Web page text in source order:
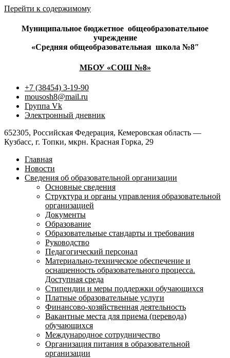
Перейти к содержимому
Муниципальное бюджетное общеобразовательное
учреждение
«Средняя общеобразовательная школа №8″
МБОУ «СОШ №8»
+7 (38454) 3-19-90
mousosh8@mail.ru
Группа Vk
Электронный дневник
652305, Российская Федерация, Кемеровская область —
Кузбасс, г. Топки, мкрн. Красная Горка, 29
Главная
Новости
Сведения об образовательной организации
Основные сведения
Структура и органы управления образовательной
организацией
Документы
Образование
Образовательные стандарты и требования
Руководство
Педагогический персонал
Материально-техническое обеспечение и
оснащенность образовательного процесса.
Доступная среда
Стипендии и меры поддержки обучающихся
Платные образовательные услуги
Финансово-хозяйственная деятельность
Вакантные места для приема (перевода)
обучающихся
Международное сотрудничество
Организация питания в образовательной
организации